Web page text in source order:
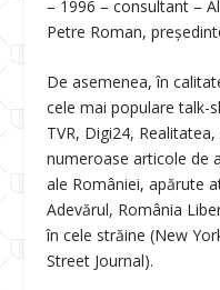
– 1996 – consultant –
Petre Roman,
De asemenea, în
cele mai populare talk-
TVR, Digi24,
numeroase articole de
ale României, apărute
Adevărul, România
în cele străine (New
Street Journal).